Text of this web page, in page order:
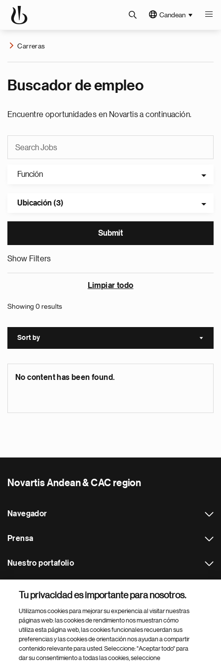
Candean
Carreras
Buscador de empleo
Encuentre oportunidades en Novartis a continuación.
Función
Ubicación (3)
Show Filters
Limpiar todo
Showing 0 results
Sort by Sort
No content has been found.
Novartis Andean & CAC region
Navegador
Prensa
Nuestro portafolio
Footer Site Search
Tu privacidad es importante para nosotros.
Utilizamos cookies para mejorar su experiencia al visitar nuestras
páginas web: las cookies de rendimiento nos muestran cómo
utiliza esta página web, las cookies funcionales recuerdan sus
preferencias y las cookies de orientación nos ayudan a compartir
contenido relevante para usted. Seleccione: "Aceptar todo" para
dar su consentimiento a todas las cookies, seleccione